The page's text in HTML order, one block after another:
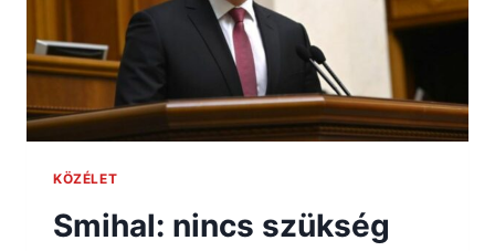
KÖZÉLET
Smihal: nincs szükség